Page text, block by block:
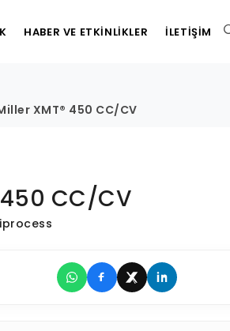
HABER VE ETKİNLİKLER İLETİŞİM
XMT® 450 CC/CV
CC/CV